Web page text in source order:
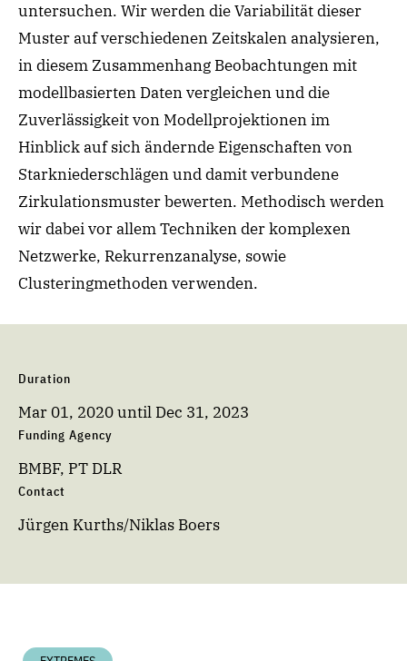
untersuchen. Wir werden die Variabilität dieser
Muster auf verschiedenen Zeitskalen analysieren,
in diesem Zusammenhang Beobachtungen mit
modellbasierten Daten vergleichen und die
Zuverlässigkeit von Modellprojektionen im
Hinblick auf sich ändernde Eigenschaften von
Starkniederschlägen und damit verbundene
Zirkulationsmuster bewerten. Methodisch werden
wir dabei vor allem Techniken der komplexen
Netzwerke, Rekurrenzanalyse, sowie
Clusteringmethoden verwenden.
Duration
Mar 01, 2020until Dec 31, 2023
Funding Agency
BMBF, PT DLR
Contact
Jürgen Kurths/Niklas Boers